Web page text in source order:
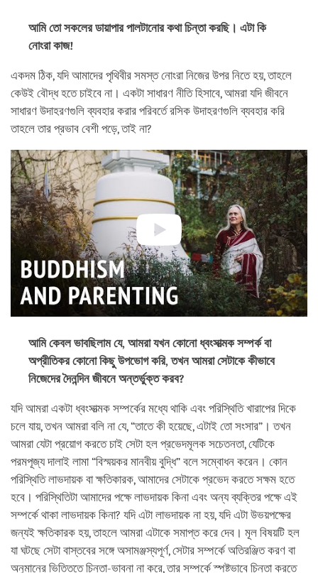
আমি তো সকলের ডায়াপার পালটানোর কথা চিন্তা করছি। এটা কি
নোংরা কাজ!
একদম ঠিক, যদি আমাদের পৃথিবীর সমস্ত নোংরা নিজের উপর নিতে হয়, তাহলে
কেউই বৌদ্ধ হতে চাইবে না। একটা সাধারণ নীতি হিসাবে, আমরা যদি জীবনে
সাধারণ উদাহরণগুলি ব্যবহার করার পরিবর্তে রসিক উদাহরণগুলি ব্যবহার করি
তাহলে তার প্রভাব বেশী পড়ে, তাই না?
আমি কেবল ভাবছিলাম যে, আমরা যখন কোনো ধ্বংসাত্মক সম্পর্ক বা
অপ্রীতিকর কোনো কিছু উপভোগ করি, তখন আমরা সেটাকে কীভাবে
নিজেদের দৈনন্দিন জীবনে অন্তর্ভুক্ত করব?
যদি আমরা একটা ধ্বংসাত্মক সম্পর্কের মধ্যে থাকি এবং পরিস্থিতি খারাপের দিকে
চলে যায়, তখন আমরা বলি না যে, “তাতে কী হয়েছে, এটাই তো সংসার”। তখন
আমরা যেটা প্রয়োগ করতে চাই সেটা হল প্রভেদমূলক সচেতনতা, যেটিকে
পরমপূজ্য দালাই লামা “বিস্ময়কর মানবীয় বুদ্ধি” বলে সম্বোধন করেন। কোন
পরিস্থিতি লাভদায়ক বা ক্ষতিকারক, আমাদের সেটাকে প্রভেদ করতে সক্ষম হতে
হবে। পরিস্থিতিটা আমাদের পক্ষে লাভদায়ক কিনা এবং অন্য ব্যক্তির পক্ষে এই
সম্পর্কে থাকা লাভদায়ক কিনা? যদি এটা লাভদায়ক না হয়, যদি এটা উভয়পক্ষের
জন্যই ক্ষতিকারক হয়, তাহলে আমরা এটাকে সমাপ্ত করে দেব। মূল বিষয়টি হল
যা ঘটছে সেটা বাস্তবের সঙ্গে অসামঞ্জস্যপূর্ণ, সেটার সম্পর্কে অতিরঞ্জিত করণ বা
অনুমানের ভিত্তিতে চিন্তা-ভাবনা না করে, তার সম্পর্কে স্পষ্টভাবে চিন্তা করতে